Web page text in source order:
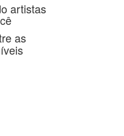
artistas
as